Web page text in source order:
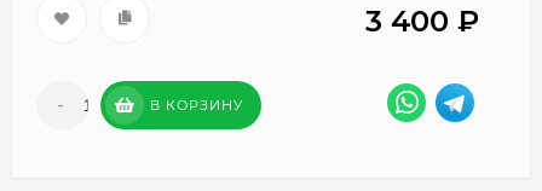
3 400 ₽
- + В КОРЗИНУ